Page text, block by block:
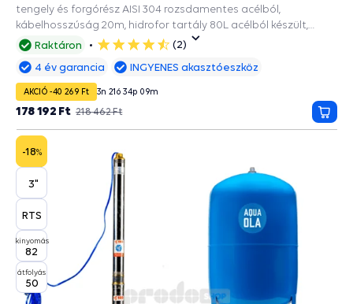
Raktáron
5
csillag
(2)
tengely és forgórész AISI 304 rozsdamentes acélból,
kábelhosszúság 20m, hidrofor tartály 80L acélból készült,
EPDM ivóvíz zacskóval, a 90mm és szélesebb fúrásokba.
4 év garancia INGYENES akasztóeszköz
AKCIÓ -40 269 Ft 3n 21ó 34p 08m
218 462 Ft
178 192 Ft
-18%
3"
RTS
kinyomás
82
átfolyás
50